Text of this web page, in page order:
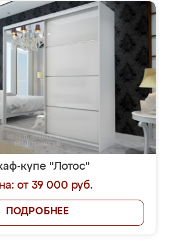
купе "Лотос"
от 39 000 руб.
ПОДРОБНЕЕ